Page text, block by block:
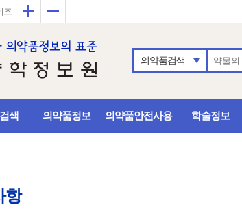
즈 확대
의약품검색
색 의약품정보 의약품안전사용 학술정보
항